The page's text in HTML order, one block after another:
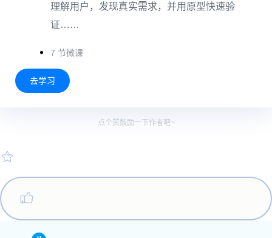
理解用户，发现真实需求，并用原型快速验
证……
7 节微课
去学习
点个赞鼓励一下作者吧~